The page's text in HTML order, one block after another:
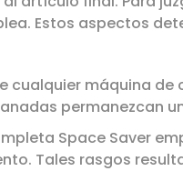
Estos aspectos
cualquier máquina
permanezcan
Space Saver
Tales rasgos